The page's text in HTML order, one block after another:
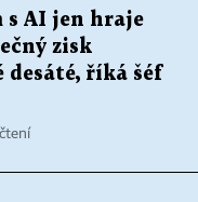
s AI jen hraje
zisk
desáté, říká šéf